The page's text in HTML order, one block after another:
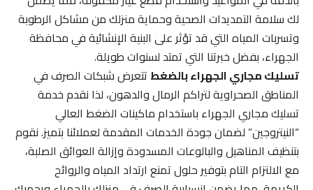
لك سلامة التمديدات الصحية وحماية منزلك من مشاكل الرطوبة
وتسربات المياه التي قد تؤثر على البنية الإنشائية في محافظة
الجهراء، بفضل خبرتنا التي تمتد لسنوات طويلة.
تسليك مجاري الجهراء بالضغطتتعرض شبكات الصرف في
المناطق الصحراوية لتراكم الرمال والدهون، لذا نقدم خدمة
تسليك مجاري الجهراء باستخدام ماكينات الضغط العالي
“النيتروجين” لضمان جودة الخدمات المقدمة لعملائنا بتميز. نقوم
بتنظيف المناهيل والبالوعات المسدودة وإزالة العوائق الصلبة،
مع الالتزام التام بتوفير حلول تمنع ارتداد المياه والروائح